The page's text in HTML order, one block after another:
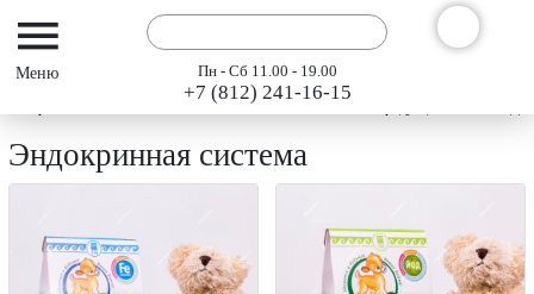
Пн - Сб 11.00 - 19.00
+7 (812) 241-16-15
Каталог
Эндокринная система